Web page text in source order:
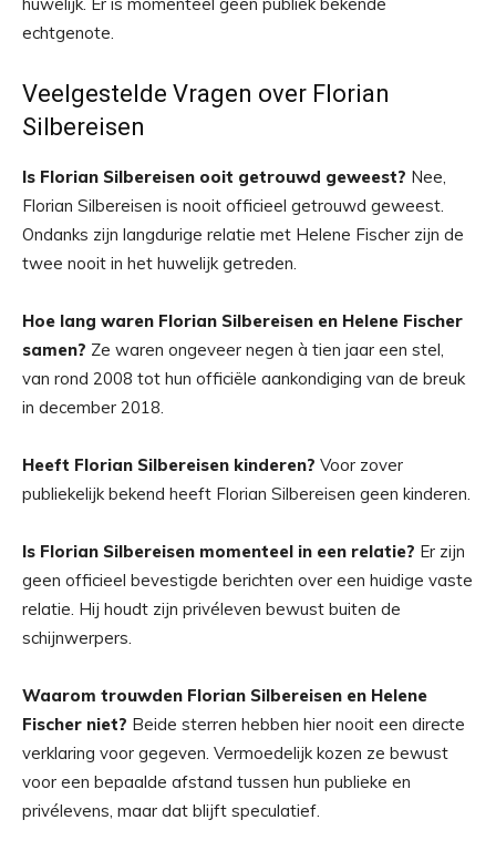
echtgenote.
Veelgestelde Vragen over Florian
Silbereisen
Is Florian Silbereisen ooit getrouwd geweest? Nee,
Florian Silbereisen is nooit officieel getrouwd geweest.
Ondanks zijn langdurige relatie met Helene Fischer zijn de
twee nooit in het huwelijk getreden.
Hoe lang waren Florian Silbereisen en Helene Fischer
samen? Ze waren ongeveer negen à tien jaar een stel,
van rond 2008 tot hun officiële aankondiging van de breuk
in december 2018.
Heeft Florian Silbereisen kinderen? Voor zover
publiekelijk bekend heeft Florian Silbereisen geen kinderen.
Is Florian Silbereisen momenteel in een relatie? Er zijn
geen officieel bevestigde berichten over een huidige vaste
relatie. Hij houdt zijn privéleven bewust buiten de
schijnwerpers.
Waarom trouwden Florian Silbereisen en Helene
Fischer niet? Beide sterren hebben hier nooit een directe
verklaring voor gegeven. Vermoedelijk kozen ze bewust
voor een bepaalde afstand tussen hun publieke en
privélevens, maar dat blijft speculatief.